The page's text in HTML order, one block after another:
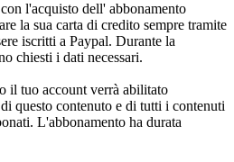
l'acquisto dell' abbonamento
la sua carta di credito sempre tramite
iscritti a Paypal. Durante la
chiesti i dati necessari.
il tuo account verrà abilitato
questo contenuto e di tutti i contenuti
L'abbonamento ha durata